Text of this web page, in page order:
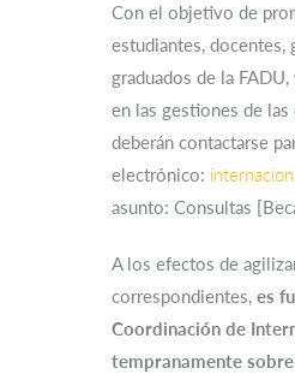
Con el objetivo de
estudiantes,
graduados de la
en las gestiones de
deberán contactarse
electrónico:
asunto: Consultas
A los efectos de
correspondientes, es
Coordinación de
tempranamente